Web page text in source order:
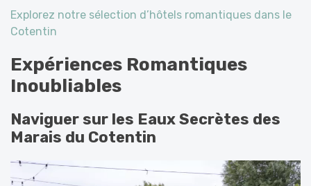
Explorez notre sélection d’hôtels romantiques dans le
Cotentin
Expériences Romantiques
Inoubliables
Naviguer sur les Eaux Secrètes des
Marais du Cotentin